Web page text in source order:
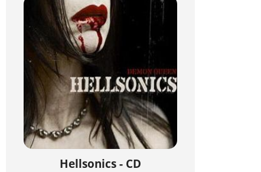
Hellsonics - CD